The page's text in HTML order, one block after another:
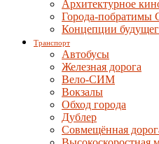
Архитектурное
Города-побратимы
Концепции
Транспорт
Автобусы
Железная дорога
Вело-СИМ
Вокзалы
Обход города
Дублер
Совмещённая